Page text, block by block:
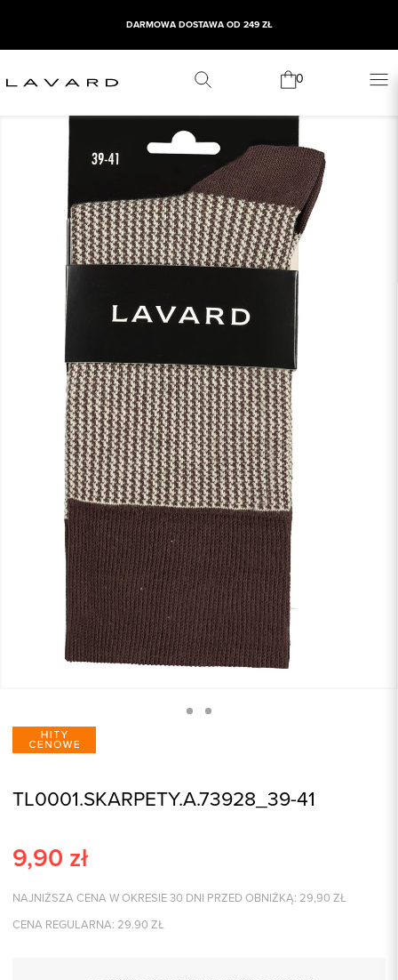
DARMOWA DOSTAWA OD 249 ZŁ
0
TL0001.SKARPETY.A.73928_39-41
9,90 zł
NAJNIŻSZA CENA W OKRESIE 30 DNI PRZED OBNIŻKĄ: 29,90 ZŁ
CENA REGULARNA: 29.90 ZŁ